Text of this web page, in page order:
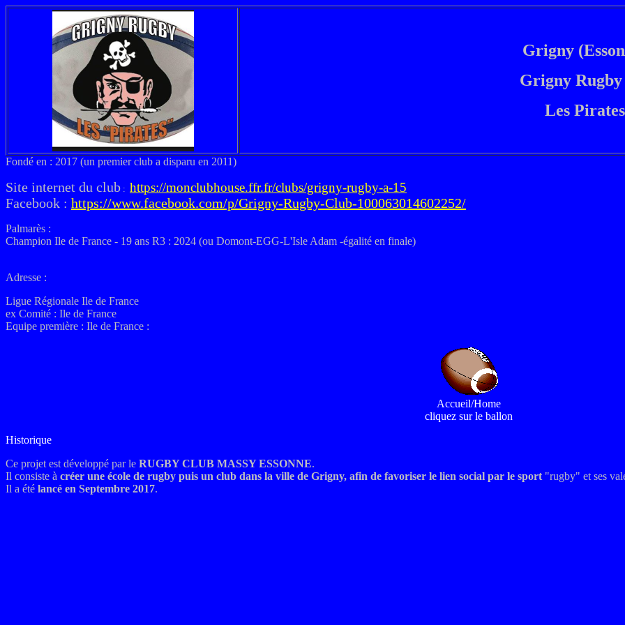
Grigny
Grigny
Les Pirates
Fondé en : 2017 (un premier club a disparu en 2011)
Site internet du club : https://monclubhouse.ffr.fr/clubs/grigny-rugby-a-15
Facebook : https://www.facebook.com/p/Grigny-Rugby-Club-100063014602252/
Palmarès :
Champion Ile de France - 19 ans R3 : 2024 (ou Domont-EGG-L'Isle Adam -égalité en finale)
Adresse :
Ligue Régionale Ile de France
ex Comité : Ile de France
Equipe première : Ile de France :
Accueil/Home
cliquez sur le ballon
Historique
Ce projet est développé par le RUGBY CLUB MASSY ESSONNE.
Il consiste à créer une école de rugby puis un club dans la ville de Grigny, afin de favoriser le lien social par le sport "rugby" et ses
Il a été lancé en Septembre 2017.